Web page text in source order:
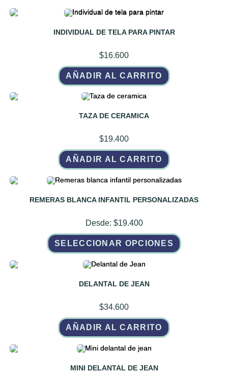
INDIVIDUAL DE TELA PARA PINTAR
$16.600
AÑADIR AL CARRITO
TAZA DE CERAMICA
$19.400
AÑADIR AL CARRITO
REMERAS BLANCA INFANTIL PERSONALIZADAS
Desde: $19.400
SELECCIONAR OPCIONES
DELANTAL DE JEAN
$34.600
AÑADIR AL CARRITO
MINI DELANTAL DE JEAN